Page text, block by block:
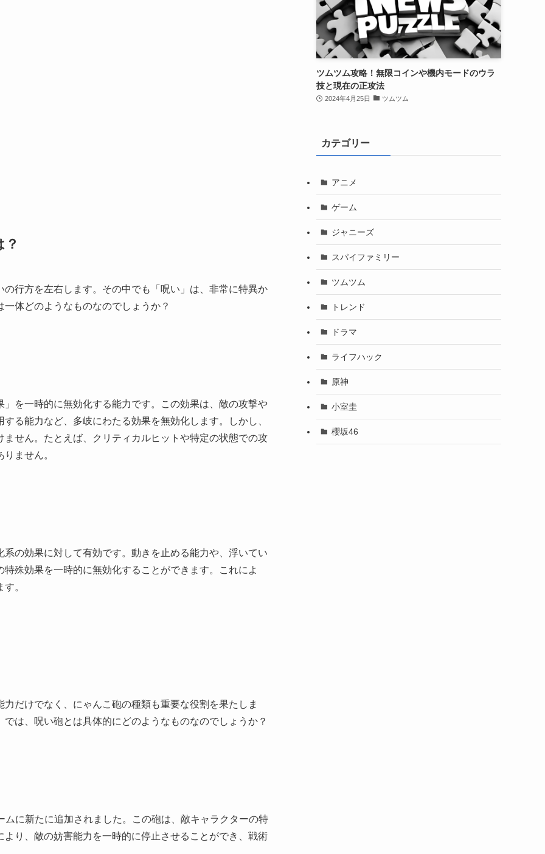
行方を左右します。その中でも「呪い」は、非常に特異か
体どのようなものなのでしょうか？
を一時的に無効化する能力です。この効果は、敵の攻撃や
る能力など、多岐にわたる効果を無効化します。しかし、
せん。たとえば、クリティカルヒットや特定の状態での攻
ません。
の効果に対して有効です。動きを止める能力や、浮いてい
殊効果を一時的に無効化することができます。これによ
。
だけでなく、にゃんこ砲の種類も重要な役割を果たしま
は、呪い砲とは具体的にどのようなものなのでしょうか？
に新たに追加されました。この砲は、敵キャラクターの特
り、敵の妨害能力を一時的に停止させることができ、戦術
ツムツム攻略！無限コインや機内モードのウラ
技と現在の正攻法
2024年4月25日 ツムツム
カテゴリー
アニメ
ゲーム
ジャニーズ
スパイファミリー
ツムツム
トレンド
ドラマ
ライフハック
原神
小室圭
櫻坂46